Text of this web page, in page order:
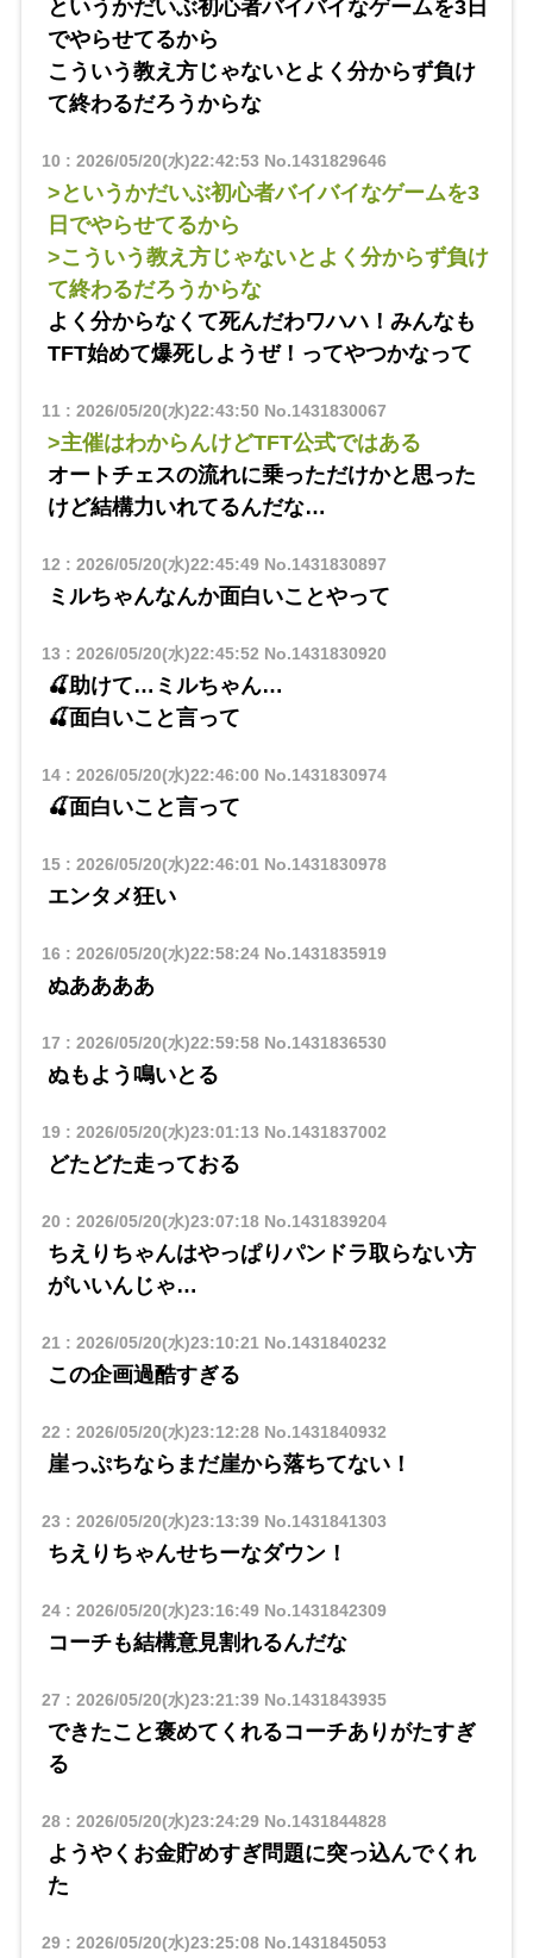
というかだいぶ初心者バイバイなゲームを3日
でやらせてるから
こういう教え方じゃないとよく分からず負け
て終わるだろうからな
10 : 2026/05/20(水)22:42:53 No.1431829646
>というかだいぶ初心者バイバイなゲームを3
日でやらせてるから
>こういう教え方じゃないとよく分からず負け
て終わるだろうからな
よく分からなくて死んだわワハハ！みんなも
TFT始めて爆死しようぜ！ってやつかなって
11 : 2026/05/20(水)22:43:50 No.1431830067
>主催はわからんけどTFT公式ではある
オートチェスの流れに乗っただけかと思った
けど結構力いれてるんだな…
12 : 2026/05/20(水)22:45:49No.1431830897
ミルちゃんなんか面白いことやって
13 : 2026/05/20(水)22:45:52 No.1431830920
🍒助けて…ミルちゃん…
🍒面白いこと言って
14: 2026/05/20(水)22:46:00 No.1431830974
🍒面白いこと言って
15: 2026/05/20(水)22:46:01 No.1431830978
エンタメ狂い
16 : 2026/05/20(水)22:58:24No.1431835919
ぬああああ
17 : 2026/05/20(水)22:59:58No.1431836530
ぬもよう鳴いとる
19: 2026/05/20(水)23:01:13 No.1431837002
どたどた走っておる
20 : 2026/05/20(水)23:07:18No.1431839204
ちえりちゃんはやっぱりパンドラ取らない方
がいいんじゃ…
21 : 2026/05/20(水)23:10:21 No.1431840232
この企画過酷すぎる
22 : 2026/05/20(水)23:12:28No.1431840932
崖っぷちならまだ崖から落ちてない！
23 : 2026/05/20(水)23:13:39No.1431841303
ちえりちゃんせちーなダウン！
24: 2026/05/20(水)23:16:49No.1431842309
コーチも結構意見割れるんだな
27 : 2026/05/20(水)23:21:39No.1431843935
できたこと褒めてくれるコーチありがたすぎ
る
28: 2026/05/20(水)23:24:29No.1431844828
ようやくお金貯めすぎ問題に突っ込んでくれ
た
29: 2026/05/20(水)23:25:08No.1431845053